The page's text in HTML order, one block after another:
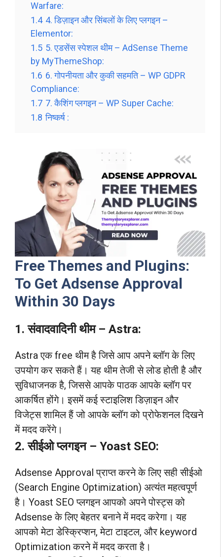
Warfare:
1.4 4. डिज़ाइन और सिंबलों के लिए प्लगइन –
Elementor:
1.5 5. एडसेंस स्पेशल थीम – AdSense Theme
by MyThemeShop:
1.6 6. गोपनीयता और कुकी सहमति – WP GDPR
Compliance:
1.7 7. कैशिंग प्लगइन – WP Super Cache:
1.8 निष्कर्ष :
Free Themes and Plugins:
To Get Adsense Approval
Within 30 Days
1. संवादवादिनी थीम – Astra:
Astra एक free थीम है जिसे आप अपने ब्लॉग के लिए
उपयोग कर सकते हैं। यह थीम तेजी से लोड होती है और
सुविधाजनक है, जिससे आपके पाठक आपके ब्लॉग पर
आकर्षित होंगे। इसमें कई स्टाइलिश डिज़ाइन और
विजेट्स शामिल हैं जो आपके ब्लॉग को प्रोफेशनल दिखने
में मदद करेंगे।
2. सीईओ प्लगइन – Yoast SEO:
Adsense Approval प्राप्त करने के लिए सही सीईओ
(Search Engine Optimization) अत्यंत महत्वपूर्ण
है। Yoast SEO प्लगइन आपको अपने पोस्ट्स को
Adsense के लिए बेहतर बनाने में मदद करेगा। यह
आपको मेटा डेस्क्रिप्शन, मेटा टाइटल, और keyword
Optimization करने में मदद करता है।